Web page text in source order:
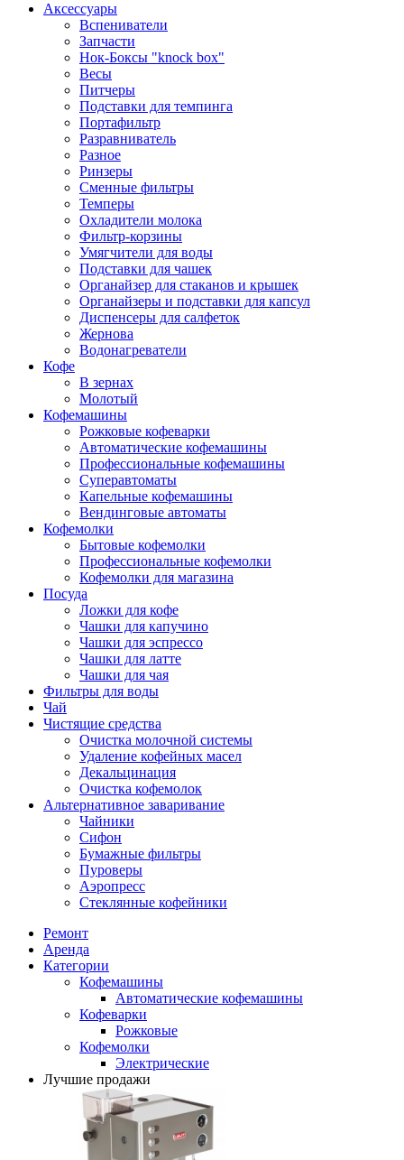
Аксессуары
Вспениватели
Запчасти
Нок-Боксы "knock box"
Весы
Питчеры
Подставки для темпинга
Портафильтр
Разравниватель
Разное
Ринзеры
Сменные фильтры
Темперы
Охладители молока
Фильтр-корзины
Умягчители для воды
Подставки для чашек
Органайзер для стаканов и крышек
Органайзеры и подставки для капсул
Диспенсеры для салфеток
Жернова
Водонагреватели
Кофе
В зернах
Молотый
Кофемашины
Рожковые кофеварки
Автоматические кофемашины
Профессиональные кофемашины
Суперавтоматы
Капельные кофемашины
Вендинговые автоматы
Кофемолки
Бытовые кофемолки
Профессиональные кофемолки
Кофемолки для магазина
Посуда
Ложки для кофе
Чашки для капучино
Чашки для эспрессо
Чашки для латте
Чашки для чая
Фильтры для воды
Чай
Чистящие средства
Очистка молочной системы
Удаление кофейных масел
Декальцинация
Очистка кофемолок
Альтернативное заваривание
Чайники
Сифон
Бумажные фильтры
Пуроверы
Аэропресс
Стеклянные кофейники
Ремонт
Аренда
Категории
Кофемашины
Автоматические кофемашины
Кофеварки
Рожковые
Кофемолки
Электрические
Лучшие продажи